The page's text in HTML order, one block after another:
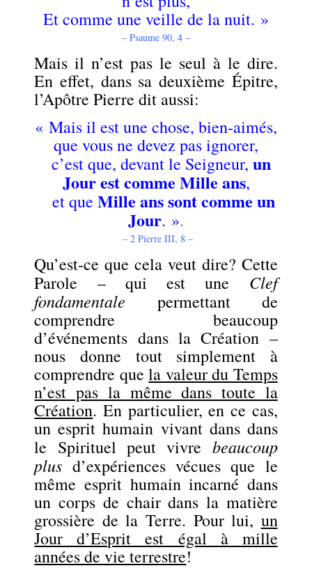
Et comme une veille de la nuit. »
– Psaume 90, 4 –
Mais il n’est pas le seul à le dire.
En effet, dans sa deuxième Épitre,
l’Apôtre Pierre dit aussi:
« Mais il est une chose, bien-aimés,
que vous ne devez pas ignorer,
c’est que, devant le Seigneur, un
Jour est comme Mille ans,
et que Mille ans sont comme un
Jour. ».
– 2 Pierre III, 8 –
Qu’est-ce que cela veut dire? Cette
Parole – qui est une Clef
fondamentale permettant de
comprendre beaucoup
d’événements dans la Création –
nous donne tout simplement à
comprendre quela valeur du Temps
n’est pas la même dans toute la
Création. En particulier, en ce cas,
un esprit humain vivant dans dans
le Spirituel peut vivre beaucoup
plus d’expériences vécues que le
même esprit humain incarné dans
un corps de chair dans la matière
grossière de la Terre. Pour lui, un
Jour d’Esprit est égal à mille
années de vie terrestre!